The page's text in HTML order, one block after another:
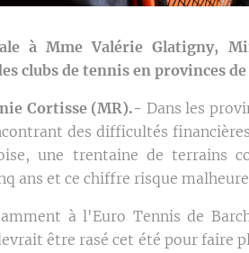
à Mme Valérie Glatigny,
clubs de tennis en provinces
Cortisse (MR).- Dans les
des difficultés
une trentaine de terrains
ans et ce chiffre risque
à l'Euro Tennis de
être rasé cet été pour faire